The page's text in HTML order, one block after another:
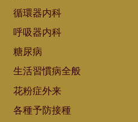
循環器内科
呼吸器内科
糖尿病
生活習慣病全般
花粉症外来
各種予防接種